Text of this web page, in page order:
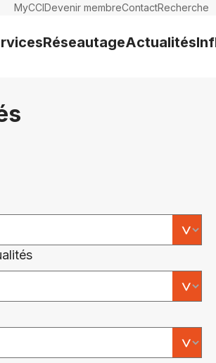
MyCCIDevenir membreContactRecherche
RéseautageActualités